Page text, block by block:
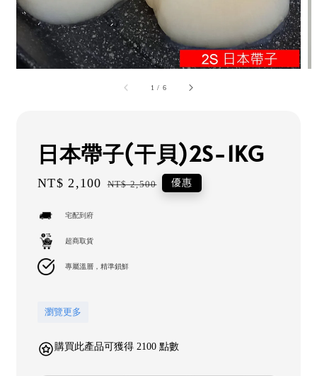
1 / 6
日本帶子(干貝)2S-1KG
Sale
NT$ 2,100 Regular
NT$ 2,500 優惠
宅配到府
超商取貨
專屬溫層，精準鎖鮮
瀏覽更多
購買此產品可獲得 2100 點數